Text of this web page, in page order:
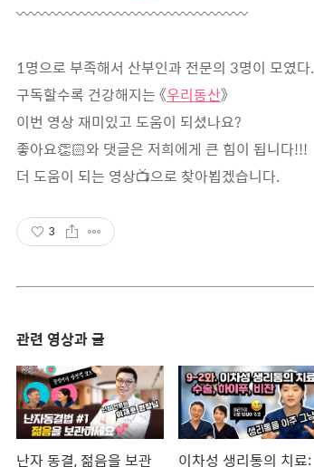
〰〰〰〰〰〰〰〰〰〰〰〰〰〰〰〰
1명으로 부족해서 산부인과 전문의 3명이 모였다.
구독할수록 건강해지는 《우리동산》
이번 영상 재미있고 도움이 되셨나요?
좋아요👏🏻와 댓글은 저희에게 큰 힘이 됩니다!!!
더 도움이 되는 영상📺으로 찾아뵙겠습니다.
3
관련 영상과 글
난자 동결, 젊음을 보관
이차성 생리통의 치료: